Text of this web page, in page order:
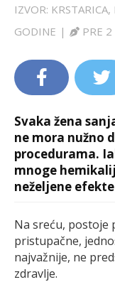
EXTRA
IZVOR: KRSTARICA,
GODINE | PRE
Svaka žena
ne mora nužno
procedurama.
mnoge
neželjene
Na sreću, postoje
pristupačne,
najvažnije, ne
zdravlje.